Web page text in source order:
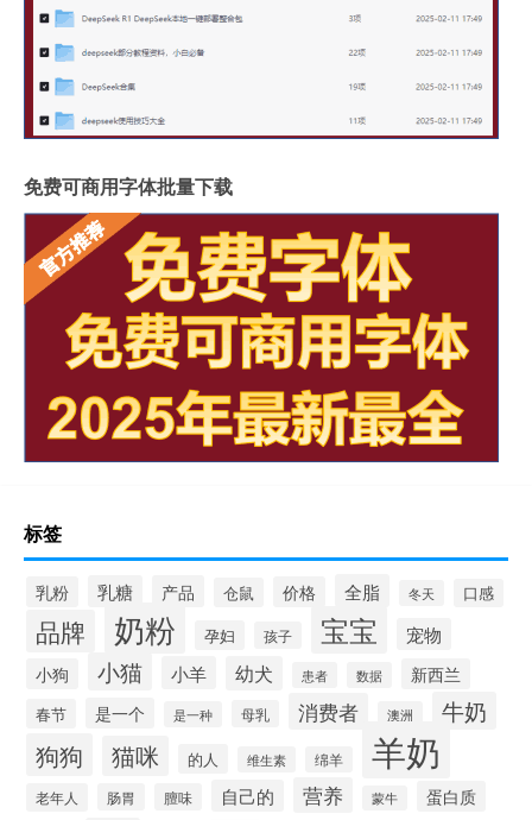
免费可商用字体批量下载
标签
乳粉 乳糖 产品 仓鼠 价格 全脂 冬天 口感
品牌 奶粉 孕妇 孩子 宝宝 宠物
小狗 小猫 小羊 幼犬 患者 数据 新西兰
春节 是一个 是一种 母乳 消费者 澳洲 牛奶
狗狗 猫咪 的人 维生素 绵羊 羊奶
老年人 肠胃 膻味 自己的 营养 蒙牛 蛋白质